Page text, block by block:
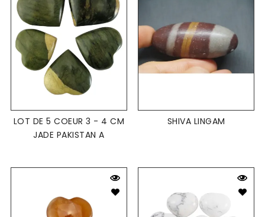
LOT DE 5 COEUR 3 - 4 CM
JADE PAKISTAN A
SHIVA LINGAM